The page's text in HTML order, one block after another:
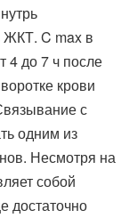
ЖКТ. C max в
4 до 7 ч после
крови
с
одним из
Несмотря на
собой
достаточно